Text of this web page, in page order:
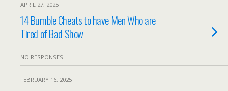
APRIL 27, 2025
14 Bumble Cheats to have Men Who are
Tired of Bad Show
NO RESPONSES
FEBRUARY 16, 2025